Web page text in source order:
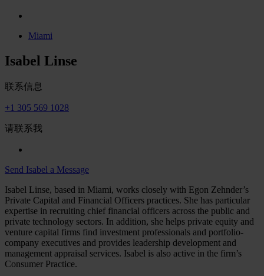
Miami
Isabel Linse
联系信息
+1 305 569 1028
请联系我
Send Isabel a Message
Isabel Linse, based in Miami, works closely with Egon Zehnder’s
Private Capital and Financial Officers practices. She has particular
expertise in recruiting chief financial officers across the public and
private technology sectors. In addition, she helps private equity and
venture capital firms find investment professionals and portfolio-
company executives and provides leadership development and
management appraisal services. Isabel is also active in the firm’s
Consumer Practice.